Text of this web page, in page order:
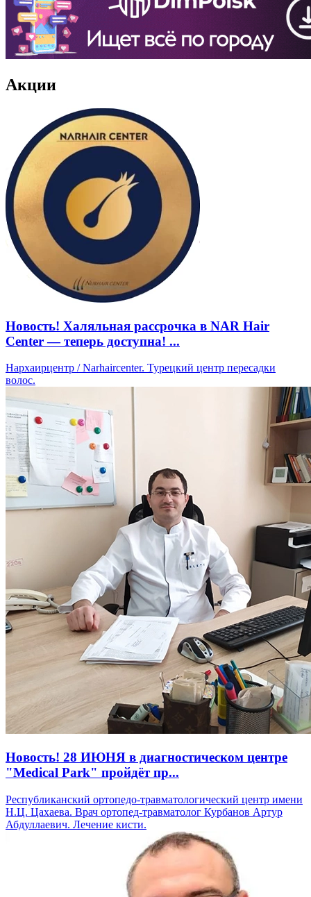
Акции
Новость! Халяльная рассрочка в NAR Hair
Center — теперь доступна! ...
Нархаирцентр / Narhaircenter. Турецкий центр пересадки
волос.
Новость! 28 ИЮНЯ в диагностическом центре
"Medical Park" пройдёт пр...
Республиканский ортопедо-травматологический центр имени
Н.Ц. Цахаева. Врач ортопед-травматолог Курбанов Артур
Абдуллаевич. Лечение кисти.